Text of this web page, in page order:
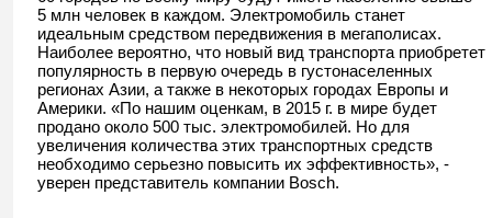
5 млн человек в каждом. Электромобиль станет
идеальным средством передвижения в мегаполисах.
Наиболее вероятно, что новый вид транспорта приобретет
популярность в первую очередь в густонаселенных
регионах Азии, а также в некоторых городах Европы и
Америки. «По нашим оценкам, в 2015 г. в мире будет
продано около 500 тыс. электромобилей. Но для
увеличения количества этих транспортных средств
необходимо серьезно повысить их эффективность», -
уверен представитель компании Bosch.